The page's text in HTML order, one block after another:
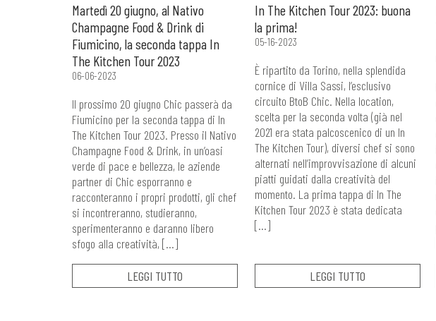
Martedì 20 giugno, al Nativo
Champagne Food & Drink di
Fiumicino, la seconda tappa In
The Kitchen Tour 2023
06-06-2023
Il prossimo 20 giugno Chic passerà da
Fiumicino per la seconda tappa di In
The Kitchen Tour 2023. Presso il Nativo
Champagne Food & Drink, in un’oasi
verde di pace e bellezza, le aziende
partner di Chic esporranno e
racconteranno i propri prodotti, gli chef
si incontreranno, studieranno,
sperimenteranno e daranno libero
sfogo alla creatività, […]
LEGGI TUTTO
In The Kitchen Tour 2023: buona
la prima!
05-16-2023
È ripartito da Torino, nella splendida
cornice di Villa Sassi, l’esclusivo
circuito BtoB Chic. Nella location,
scelta per la seconda volta (già nel
2021 era stata palcoscenico di un In
The Kitchen Tour), diversi chef si sono
alternati nell’improvvisazione di alcuni
piatti guidati dalla creatività del
momento. La prima tappa di In The
Kitchen Tour 2023 è stata dedicata
[…]
LEGGI TUTTO